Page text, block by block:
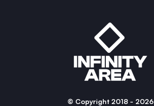
© Copyright 2018 - 2026